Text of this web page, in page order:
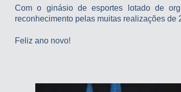
Com o ginásio de esportes lotado de
reconhecimento pelas muitas realizações de
Feliz ano novo!